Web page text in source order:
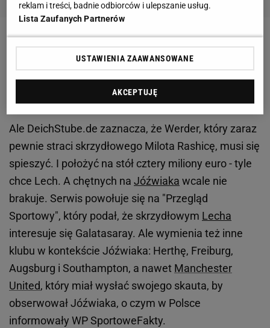
Zobacz wideoPopis Roberta Lewandowskiego!
Maszyna do strzelania goli [ELEVEN SPORTS]
Werder musi się spieszyć
Ale DeichStube.de zaznacza, że Werder, który zaraz
pewnie straci skrzydłowego Milota Rashicę, musi się
spieszyć. I położyć na stół cztery miliony euro - tyle
chce Lech. A chętnych na Jóźwiaka wcale nie
brakuje. Serwis powołuje się na "Przegląd
Sportowy", który podał, że skrzydłowym Lecha
interesuje się Galatasaray. Ale wymienia też inne
klubu w kontekście Jóźwiaka: Herthę, Freiburg,
Augsburg i Southampton, a nawet Manchester
United, który miał wysłać swojego skauta, by
obserwował Jóźwiaka, o czym w Polsce
informowały WP SportoweFakty.
reklam i treści, badnie odbiorców i ulepszanie usług.
Lista Zaufanych Partnerów
USTAWIENIA ZAAWANSOWANE
AKCEPTUJĘ